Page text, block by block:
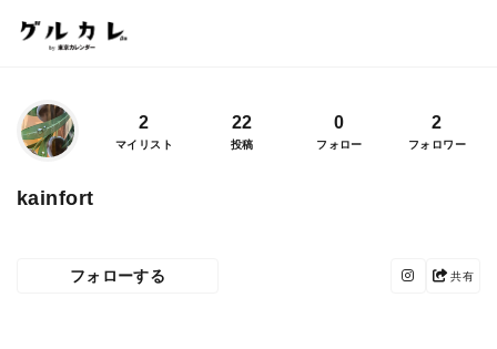
2
マイリスト
22
投稿
0
フォロー
2
フォロワー
kainfort
フォローする 共有